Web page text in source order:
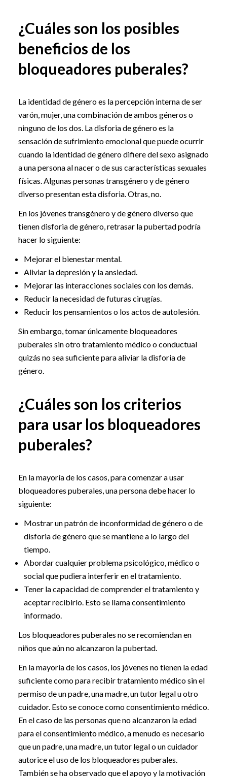
¿Cuáles son los posibles
beneficios de los
bloqueadores puberales?
La identidad de género es la percepción interna de ser
varón, mujer, una combinación de ambos géneros o
ninguno de los dos. La disforia de género es la
sensación de sufrimiento emocional que puede ocurrir
cuando la identidad de género difiere del sexo asignado
a una persona al nacer o de sus características sexuales
físicas. Algunas personas transgénero y de género
diverso presentan esta disforia. Otras, no.
En los jóvenes transgénero y de género diverso que
tienen disforia de género, retrasar la pubertad podría
hacer lo siguiente:
Mejorar el bienestar mental.
Aliviar la depresión y la ansiedad.
Mejorar las interacciones sociales con los demás.
Reducir la necesidad de futuras cirugías.
Reducir los pensamientos o los actos de autolesión.
Sin embargo, tomar únicamente bloqueadores
puberales sin otro tratamiento médico o conductual
quizás no sea suficiente para aliviar la disforia de
género.
¿Cuáles son los criterios
para usar los bloqueadores
puberales?
En la mayoría de los casos, para comenzar a usar
bloqueadores puberales, una persona debe hacer lo
siguiente:
Mostrar un patrón de inconformidad de género o de
disforia de género que se mantiene a lo largo del
tiempo.
Abordar cualquier problema psicológico, médico o
social que pudiera interferir en el tratamiento.
Tener la capacidad de comprender el tratamiento y
aceptar recibirlo. Esto se llama consentimiento
informado.
Los bloqueadores puberales no se recomiendan en
niños que aún no alcanzaron la pubertad.
En la mayoría de los casos, los jóvenes no tienen la edad
suficiente como para recibir tratamiento médico sin el
permiso de un padre, una madre, un tutor legal u otro
cuidador. Esto se conoce como consentimiento médico.
En el caso de las personas que no alcanzaron la edad
para el consentimiento médico, a menudo es necesario
que un padre, una madre, un tutor legal o un cuidador
autorice el uso de los bloqueadores puberales.
También se ha observado que el apoyo y la motivación